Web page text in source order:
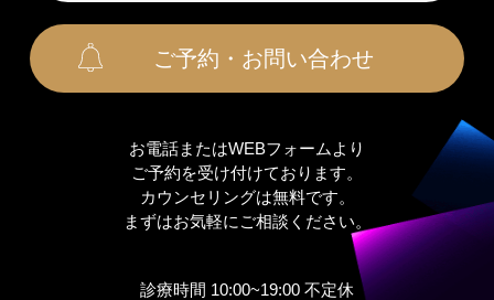
ご予約・お問い合わせ
お電話またはWEBフォームより
ご予約を受け付けております。
カウンセリングは無料です。
まずはお気軽にご相談ください。
診療時間 10:00~19:00 不定休